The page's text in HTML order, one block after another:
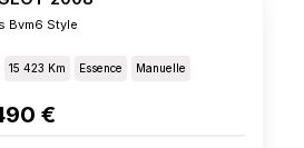
Bvm6 Style
15 423 Km Essence Manuelle
€